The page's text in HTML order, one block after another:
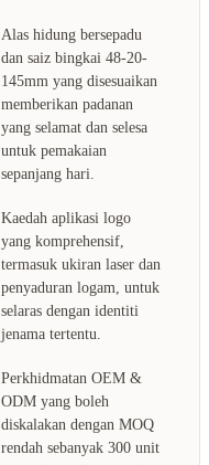
Alas hidung bersepadu
dan saiz bingkai 48-20-
145mm yang disesuaikan
memberikan padanan
yang selamat dan selesa
untuk pemakaian
sepanjang hari.
Kaedah aplikasi logo
yang komprehensif,
termasuk ukiran laser dan
penyaduran logam, untuk
selaras dengan identiti
jenama tertentu.
Perkhidmatan OEM &
ODM yang boleh
diskalakan dengan MOQ
rendah sebanyak 300 unit